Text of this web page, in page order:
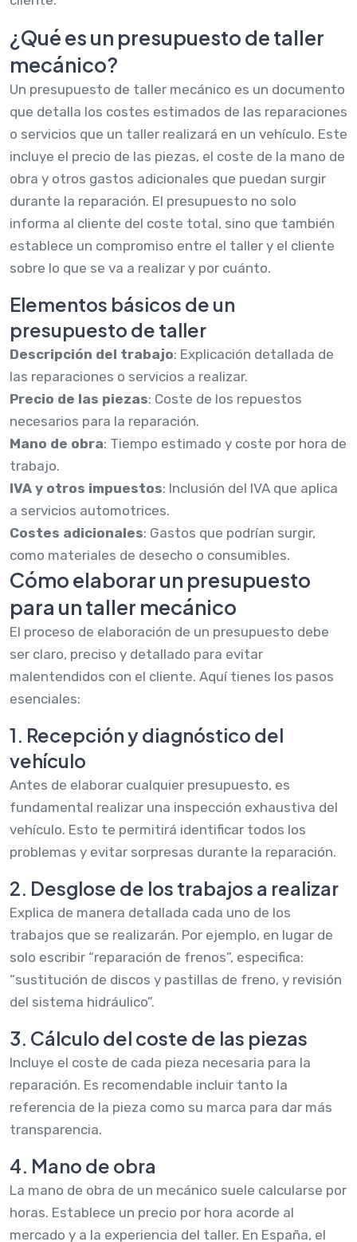
¿Qué es un presupuesto de taller
mecánico?
Un presupuesto de taller mecánico es un documento
que detalla los costes estimados de las reparaciones
o servicios que un taller realizará en un vehículo. Este
incluye el precio de las piezas, el coste de la mano de
obra y otros gastos adicionales que puedan surgir
durante la reparación. El presupuesto no solo
informa al cliente del coste total, sino que también
establece un compromiso entre el taller y el cliente
sobre lo que se va a realizar y por cuánto.
Elementos básicos de un
presupuesto de taller
Descripción del trabajo: Explicación detallada de
las reparaciones o servicios a realizar.
Precio de las piezas: Coste de los repuestos
necesarios para la reparación.
Mano de obra: Tiempo estimado y coste por hora de
trabajo.
IVA y otros impuestos: Inclusión del IVA que aplica
a servicios automotrices.
Costes adicionales: Gastos que podrían surgir,
como materiales de desecho o consumibles.
Cómo elaborar un presupuesto
para un taller mecánico
El proceso de elaboración de un presupuesto debe
ser claro, preciso y detallado para evitar
malentendidos con el cliente. Aquí tienes los pasos
esenciales:
1. Recepción y diagnóstico del
vehículo
Antes de elaborar cualquier presupuesto, es
fundamental realizar una inspección exhaustiva del
vehículo. Esto te permitirá identificar todos los
problemas y evitar sorpresas durante la reparación.
2. Desglose de los trabajos a realizar
Explica de manera detallada cada uno de los
trabajos que se realizarán. Por ejemplo, en lugar de
solo escribir “reparación de frenos”, especifica:
“sustitución de discos y pastillas de freno, y revisión
del sistema hidráulico”.
3. Cálculo del coste de las piezas
Incluye el coste de cada pieza necesaria para la
reparación. Es recomendable incluir tanto la
referencia de la pieza como su marca para dar más
transparencia.
4. Mano de obra
La mano de obra de un mecánico suele calcularse por
horas. Establece un precio por hora acorde al
mercado y a la experiencia del taller. En España, el